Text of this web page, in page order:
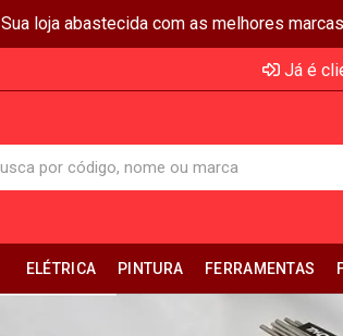
Sua loja abastecida com as melhores
Já é
ELÉTRICA PINTURA FERRAMENTAS